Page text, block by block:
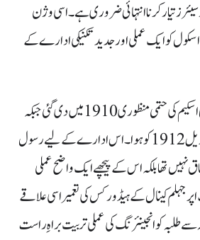
تیار کرنا انتہائی ضروری ہے۔ اسی وژن
کو ایک عملی اور جدید تکنیکی ادارے کے
اسکول کی عمارت اور تعلیمی اسکیم کی حتمی منظوری 1910 میں دی گئی جبکہ
باقاعدہ کلاسز کا آغاز 26 اپریل 1912 کو ہوا۔ اس ادارے کے لیے رسول
نہیں تھا بلکہ اس کے پیچھے ایک واضح عملی
جہلم کینال کے ہیڈ ورکس کی تعمیر اسی علاقے
طلبہ کو انجینئرنگ کی عملی تربیت براہِ راست